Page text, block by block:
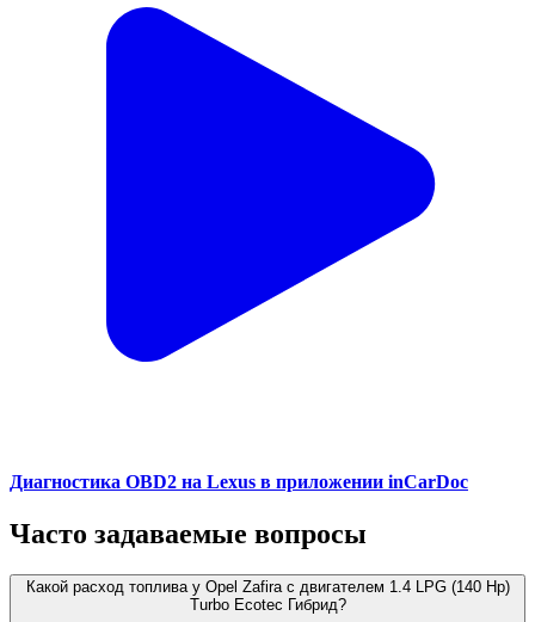
Диагностика OBD2 на Lexus в приложении inCarDoc
Часто задаваемые вопросы
Какой расход топлива у Opel Zafira с двигателем 1.4 LPG (140 Hp)
Turbo Ecotec Гибрид?